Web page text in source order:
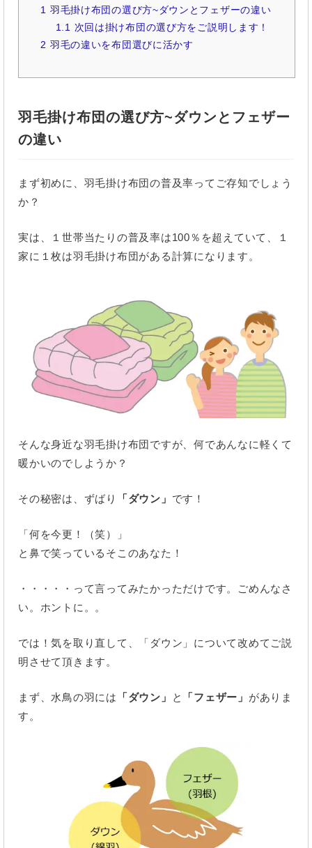
1 羽毛掛け布団の選び方~ダウンとフェザーの違い
1.1 次回は掛け布団の選び方をご説明します！
2 羽毛の違いを布団選びに活かす
羽毛掛け布団の選び方~ダウンとフェザー
の違い
まず初めに、羽毛掛け布団の普及率ってご存知でしょう
か？
実は、１世帯当たりの普及率は100％を超えていて、１
家に１枚は羽毛掛け布団がある計算になります。
そんな身近な羽毛掛け布団ですが、何であんなに軽くて
暖かいのでしようか？
その秘密は、ずばり 「ダウン」 です！
「何を今更！（笑）」
と鼻で笑っているそこのあなた！
・・・・・って言ってみたかっただけです。ごめんなさ
い。ホントに。。
では！気を取り直して、「ダウン」について改めてご説
明させて頂きます。
まず、水鳥の羽には 「ダウン」 と 「フェザー」 がありま
す。